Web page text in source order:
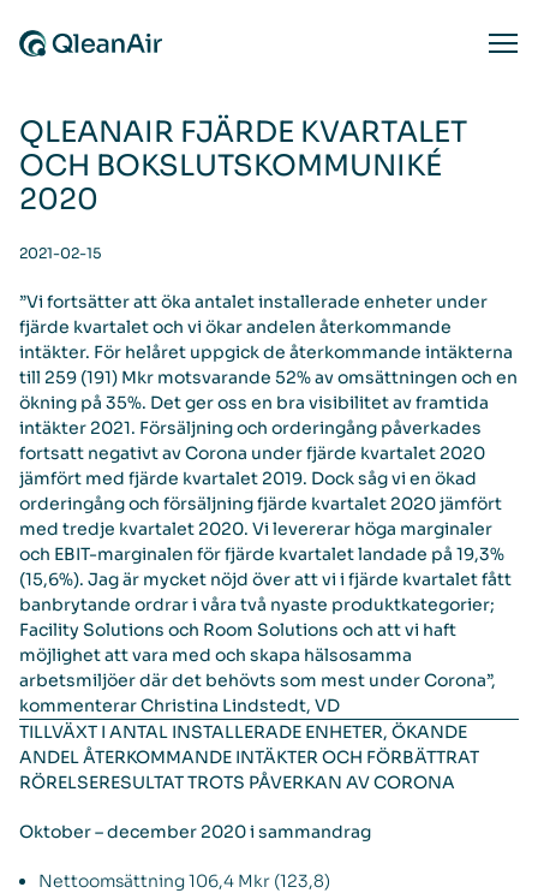
QLEANAIR FJÄRDE KVARTALET
OCH BOKSLUTSKOMMUNIKÉ
2020
2021-02-15
”Vi fortsätter att öka antalet installerade enheter under
fjärde kvartalet och vi ökar andelen återkommande
intäkter. För helåret uppgick de återkommande intäkterna
till 259 (191) Mkr motsvarande 52% av omsättningen och en
ökning på 35%. Det ger oss en bra visibilitet av framtida
intäkter 2021. Försäljning och orderingång påverkades
fortsatt negativt av Corona under fjärde kvartalet 2020
jämfört med fjärde kvartalet 2019. Dock såg vi en ökad
orderingång och försäljning fjärde kvartalet 2020 jämfört
med tredje kvartalet 2020. Vi levererar höga marginaler
och EBIT-marginalen för fjärde kvartalet landade på 19,3%
(15,6%). Jag är mycket nöjd över att vi i fjärde kvartalet fått
banbrytande ordrar i våra två nyaste produktkategorier;
Facility Solutions och Room Solutions och att vi haft
möjlighet att vara med och skapa hälsosamma
arbetsmiljöer där det behövts som mest under Corona”,
kommenterar Christina Lindstedt, VD
TILLVÄXT I ANTAL INSTALLERADE ENHETER, ÖKANDE
ANDEL ÅTERKOMMANDE INTÄKTER OCH FÖRBÄTTRAT
RÖRELSERESULTAT TROTS PÅVERKAN AV CORONA
Oktober – december 2020 i sammandrag
Nettoomsättning 106,4 Mkr (123,8)